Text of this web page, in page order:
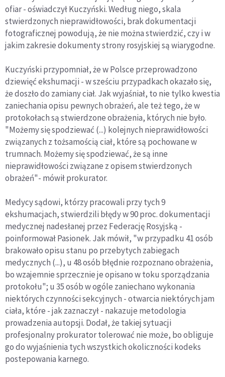
ofiar - oświadczył Kuczyński. Według niego, skala
stwierdzonych nieprawidłowości, brak dokumentacji
fotograficznej powodują, że nie można stwierdzić, czy i w
jakim zakresie dokumenty strony rosyjskiej są wiarygodne.
Kuczyński przypomniał, że w Polsce przeprowadzono
dziewięć ekshumacji - w sześciu przypadkach okazało się,
że doszło do zamiany ciał. Jak wyjaśniał, to nie tylko kwestia
zaniechania opisu pewnych obrażeń, ale też tego, że w
protokołach są stwierdzone obrażenia, których nie było.
"Możemy się spodziewać (...) kolejnych nieprawidłowości
związanych z tożsamością ciał, które są pochowane w
trumnach. Możemy się spodziewać, że są inne
nieprawidłowości związane z opisem stwierdzonych
obrażeń"- mówił prokurator.
Medycy sądowi, którzy pracowali przy tych 9
ekshumacjach, stwierdzili błędy w 90 proc. dokumentacji
medycznej nadesłanej przez Federację Rosyjską -
poinformował Pasionek. Jak mówił, "w przypadku 41 osób
brakowało opisu stanu po przebytych zabiegach
medycznych (...), u 48 osób błędnie rozpoznano obrażenia,
bo wzajemnie sprzecznie je opisano w toku sporządzania
protokołu"; u 35 osób w ogóle zaniechano wykonania
niektórych czynności sekcyjnych - otwarcia niektórych jam
ciała, które - jak zaznaczył - nakazuje metodologia
prowadzenia autopsji. Dodał, że takiej sytuacji
profesjonalny prokurator tolerować nie może, bo obliguje
go do wyjaśnienia tych wszystkich okoliczności kodeks
postepowania karnego.